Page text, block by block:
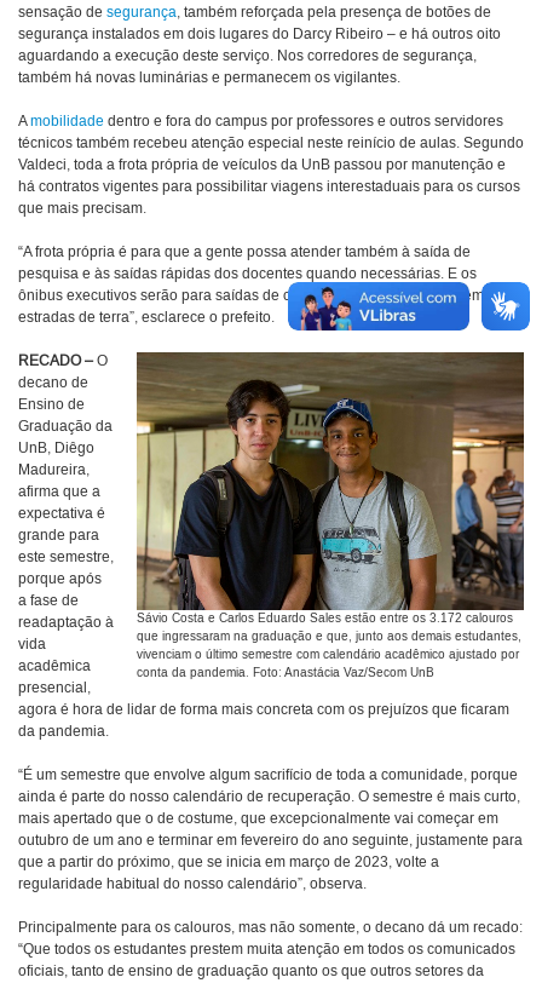
sensação de segurança, também reforçada pela presença de botões de
segurança instalados em dois lugares do Darcy Ribeiro – e há outros oito
aguardando a execução deste serviço. Nos corredores de segurança,
também há novas luminárias e permanecem os vigilantes.
Amobilidade dentro e fora do campus por professores e outros servidores
técnicos também recebeu atenção especial neste reinício de aulas. Segundo
Valdeci, toda a frota própria de veículos da UnB passou por manutenção e
há contratos vigentes para possibilitar viagens interestaduais para os cursos
que mais precisam.
“A frota própria é para que a gente possa atender também à saída de
pesquisa e às saídas rápidas dos docentes quando necessárias. E os
ônibus executivos serão para saídas de campo que precisem rodar em
estradas de terra”, esclarece o prefeito.
Sávio Costa e Carlos Eduardo Sales estão entre os 3.172 calouros
que ingressaram na graduação e que, junto aos demais estudantes,
vivenciam o último semestre com calendário acadêmico ajustado por
conta da pandemia. Foto: Anastácia Vaz/Secom UnB
RECADO –O
decano de
Ensino de
Graduação da
UnB, Diêgo
Madureira,
afirma que a
expectativa é
grande para
este semestre,
porque após
a fase de
readaptação à
vida
acadêmica
presencial,
agora é hora de lidar de forma mais concreta com os prejuízos que ficaram
da pandemia.
“É um semestre que envolve algum sacrifício de toda a comunidade, porque
ainda é parte do nosso calendário de recuperação. O semestre é mais curto,
mais apertado que o de costume, que excepcionalmente vai começar em
outubro de um ano e terminar em fevereiro do ano seguinte, justamente para
que a partir do próximo, que se inicia em março de 2023, volte a
regularidade habitual do nosso calendário”, observa.
Principalmente para os calouros, mas não somente, o decano dá um recado:
“Que todos os estudantes prestem muita atenção em todos os comunicados
oficiais, tanto de ensino de graduação quanto os que outros setores da